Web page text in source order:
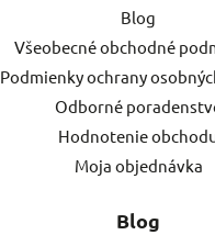
Blog
Všeobecné obchodné
Podmienky ochrany
Odborné
Hodnotenie
Moja objednávka
Blog